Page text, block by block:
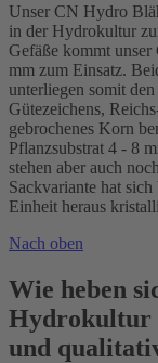
Unser CN Hydro
in der Hydrokultur
Gefäße kommt
mm zum Einsatz.
unterliegen somit
Gütezeichens,
gebrochenes Korn
Pflanzsubstrat 4 - 8
stehen aber auch
Sackvariante hat
Einheit heraus
Nach oben
Wie heben
Hydrokultur
und